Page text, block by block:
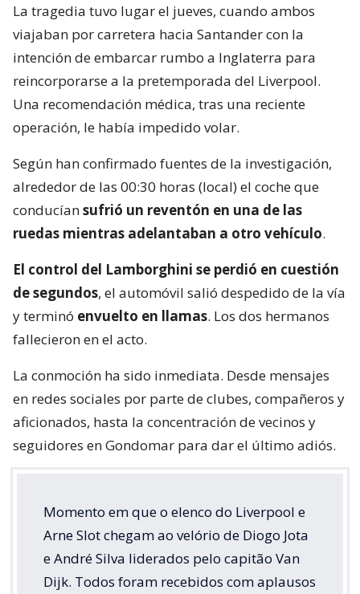
La tragedia tuvo lugar el jueves, cuando ambos
viajaban por carretera hacia Santander con la
intención de embarcar rumbo a Inglaterra para
reincorporarse a la pretemporada del Liverpool.
Una recomendación médica, tras una reciente
operación, le había impedido volar.
Según han confirmado fuentes de la investigación,
alrededor de las 00:30 horas (local) el coche que
conducíansufrió un reventón en una de las
ruedas mientras adelantaban a otro vehículo.
El control del Lamborghini se perdió en cuestión
de segundos, el automóvil salió despedido de la vía
y terminó envuelto en llamas. Los dos hermanos
fallecieron en el acto.
La conmoción ha sido inmediata. Desde mensajes
en redes sociales por parte de clubes, compañeros y
aficionados, hasta la concentración de vecinos y
seguidores en Gondomar para dar el último adiós.
Momento em que o elenco do Liverpool e
Arne Slot chegam ao velório de Diogo Jota
e André Silva liderados pelo capitão Van
Dijk. Todos foram recebidos com aplausos